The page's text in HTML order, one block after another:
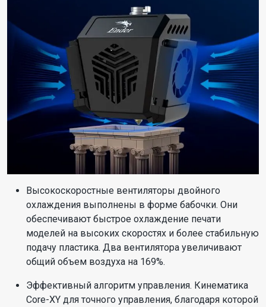
Высокоскоростные вентиляторы двойного
охлаждения выполнены в форме бабочки. Они
обеспечивают быстрое охлаждение печати
моделей на высоких скоростях и более стабильную
подачу пластика. Два вентилятора увеличивают
общий объем воздуха на 169%.
Эффективный алгоритм управления. Кинематика
Core-XY для точного управления, благодаря которой